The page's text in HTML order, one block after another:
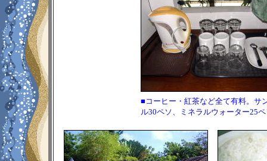
■コーヒー・紅茶など全て有料。サ
ル30ペソ、ミネラルウォーター25